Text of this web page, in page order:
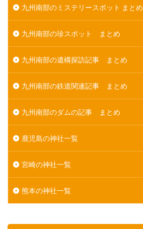
九州南部のミステリースポット まとめ
九州南部の珍スポット まとめ
九州南部の遺構探訪記事 まとめ
九州南部の鉄道関連記事 まとめ
九州南部のダムの記事 まとめ
鹿児島の神社一覧
宮崎の神社一覧
熊本の神社一覧